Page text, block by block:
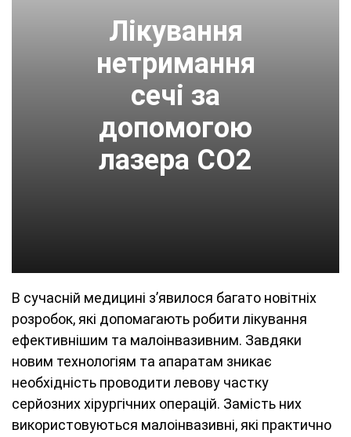
Лікування
нетримання
сечі за
допомогою
лазера CO2
В сучасній медицині з’явилося багато новітніх
розробок, які допомагають робити лікування
ефективнішим та малоінвазивним. Завдяки
новим технологіям та апаратам зникає
необхідність проводити левову частку
серйозних хірургічних операцій. Замість них
використовуються малоінвазивні, які практично